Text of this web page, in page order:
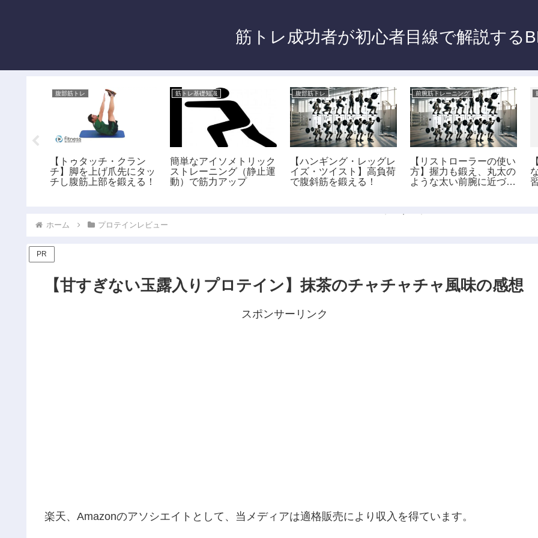
筋トレ成功者が初心者目線で解説する
腹部筋トレ
【トゥタッチ・クラン
チ】脚を上げ爪先にタッ
チし腹筋上部を鍛える！
筋トレ基礎知識
簡単なアイソメトリック
ストレーニング（静止運
動）で筋力アップ
腹部筋トレ
【ハンギング・レッグレ
イズ・ツイスト】高負荷
で腹斜筋を鍛える！
前腕筋トレーニング
【リストローラーの使い
方】握力も鍛え、丸太の
ような太い前腕に近づけ
ホーム プロテインレビュー
PR
【甘すぎない玉露入りプロテイン】抹茶のチャチャチャ風味の感想
スポンサーリンク
楽天、Amazonのアソシエイトとして、当メディアは適格販売により収入を得ています。